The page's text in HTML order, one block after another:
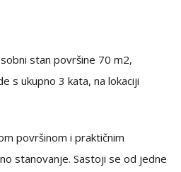
stan površine 70 m2,
s ukupno 3 kata, na lokaciji
površinom i praktičnim
stanovanje. Sastoji se od jedne